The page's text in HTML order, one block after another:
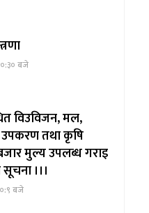
बजे
विउविजन, मल,
उपकरण तथा कृषि
मुल्य उपलब्ध गराइ
।।।
बजे